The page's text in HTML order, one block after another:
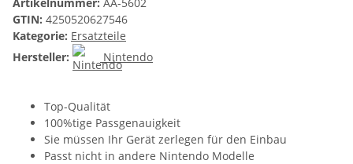
GTIN: 4250520627546
Kategorie: Ersatzteile
Hersteller:
Nintendo
Top-Qualität
100%tige Passgenauigkeit
Sie müssen Ihr Gerät zerlegen für den Einbau
Passt nicht in andere Nintendo Modelle